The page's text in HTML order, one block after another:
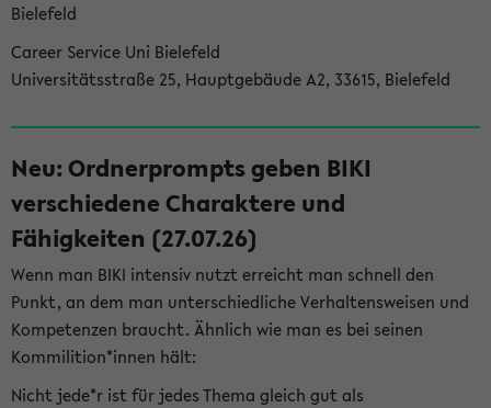
Bielefeld
Career Service Uni Bielefeld
Universitätsstraße 25, Hauptgebäude A2, 33615, Bielefeld
Neu: Ordnerprompts geben BIKI
verschiedene Charaktere und
Fähigkeiten (27.07.26)
Wenn man BIKI intensiv nutzt erreicht man schnell den
Punkt, an dem man unterschiedliche Verhaltensweisen und
Kompetenzen braucht. Ähnlich wie man es bei seinen
Kommilition*innen hält:
Nicht jede*r ist für jedes Thema gleich gut als